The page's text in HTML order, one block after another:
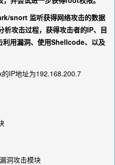
snort 监听获得网络攻击的数据
攻击过程，获得攻击者的IP、目
利用漏洞、使用Shellcode、以及
IP地址为192.168.200.7
洞攻击模块